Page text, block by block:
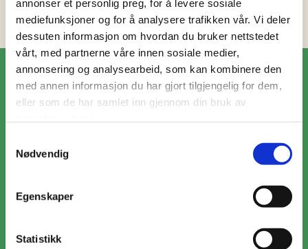
annonser et personlig preg, for å levere sosiale
mediefunksjoner og for å analysere trafikken vår. Vi deler
dessuten informasjon om hvordan du bruker nettstedet
vårt, med partnerne våre innen sosiale medier,
annonsering og analysearbeid, som kan kombinere den
med annen informasjon du har gjort tilgjengelig for dem,
eller som de har samlet inn gjennom din bruk av
Nødvendig
Egenskaper
Statistikk